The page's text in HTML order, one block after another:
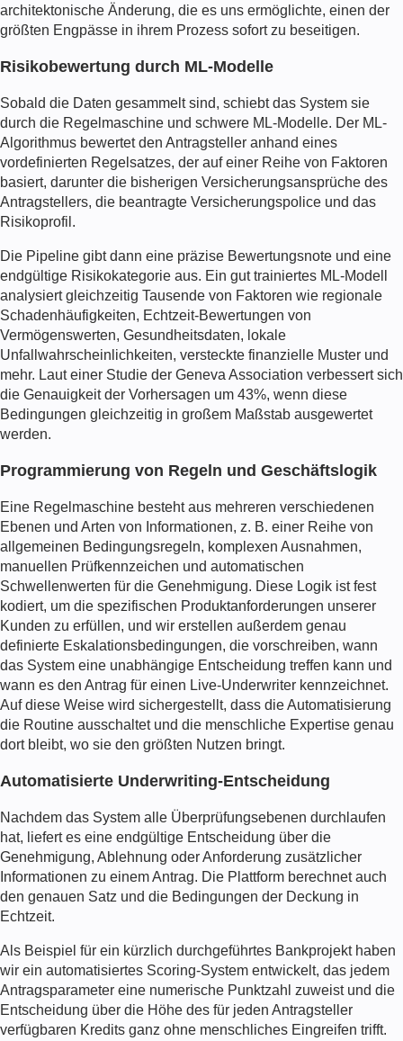
architektonische Änderung, die es uns ermöglichte, einen der
größten Engpässe in ihrem Prozess sofort zu beseitigen.
Risikobewertung durch ML-Modelle
Sobald die Daten gesammelt sind, schiebt das System sie
durch die Regelmaschine und schwere ML-Modelle. Der ML-
Algorithmus bewertet den Antragsteller anhand eines
vordefinierten Regelsatzes, der auf einer Reihe von Faktoren
basiert, darunter die bisherigen Versicherungsansprüche des
Antragstellers, die beantragte Versicherungspolice und das
Risikoprofil.
Die Pipeline gibt dann eine präzise Bewertungsnote und eine
endgültige Risikokategorie aus. Ein gut trainiertes ML-Modell
analysiert gleichzeitig Tausende von Faktoren wie regionale
Schadenhäufigkeiten, Echtzeit-Bewertungen von
Vermögenswerten, Gesundheitsdaten, lokale
Unfallwahrscheinlichkeiten, versteckte finanzielle Muster und
mehr. Laut einer Studie der Geneva Association verbessert sich
die Genauigkeit der Vorhersagen um 43%, wenn diese
Bedingungen gleichzeitig in großem Maßstab ausgewertet
werden.
Programmierung von Regeln und Geschäftslogik
Eine Regelmaschine besteht aus mehreren verschiedenen
Ebenen und Arten von Informationen, z. B. einer Reihe von
allgemeinen Bedingungsregeln, komplexen Ausnahmen,
manuellen Prüfkennzeichen und automatischen
Schwellenwerten für die Genehmigung. Diese Logik ist fest
kodiert, um die spezifischen Produktanforderungen unserer
Kunden zu erfüllen, und wir erstellen außerdem genau
definierte Eskalationsbedingungen, die vorschreiben, wann
das System eine unabhängige Entscheidung treffen kann und
wann es den Antrag für einen Live-Underwriter kennzeichnet.
Auf diese Weise wird sichergestellt, dass die Automatisierung
die Routine ausschaltet und die menschliche Expertise genau
dort bleibt, wo sie den größten Nutzen bringt.
Automatisierte Underwriting-Entscheidung
Nachdem das System alle Überprüfungsebenen durchlaufen
hat, liefert es eine endgültige Entscheidung über die
Genehmigung, Ablehnung oder Anforderung zusätzlicher
Informationen zu einem Antrag. Die Plattform berechnet auch
den genauen Satz und die Bedingungen der Deckung in
Echtzeit.
Als Beispiel für ein kürzlich durchgeführtes Bankprojekt haben
wir ein automatisiertes Scoring-System entwickelt, das jedem
Antragsparameter eine numerische Punktzahl zuweist und die
Entscheidung über die Höhe des für jeden Antragsteller
verfügbaren Kredits ganz ohne menschliches Eingreifen trifft.